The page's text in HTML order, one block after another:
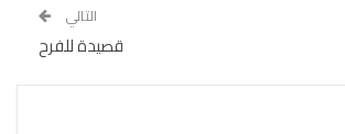
التالي
قصيدة للفرح